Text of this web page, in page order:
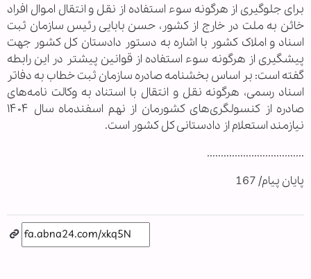
برای جلوگیری از هرگونه سوء استفاده از نقل و انتقال اموال افراد
خائن به ملت در خارج از کشور، حسن بابایی رئیس سازمان ثبت
اسناد و املاک کشور با اشاره به دستور دادستان کل کشور جهت
پیشگیری از هرگونه سوء استفاده از قوانین پیشتر در این رابطه
گفته است: بر اساس بخشنامه صادره سازمان ثبت خطاب به دفاتر
اسناد رسمی، هرگونه نقل و انتقال با استناد به وکالت نامه‌های
صادره از کنسولگری‌های کشورمان از نهم اسفندماه سال ۱۴۰۴
نیازمند استعلام از دادستانی کل کشور است.
...................................
پایان پیام/ 167